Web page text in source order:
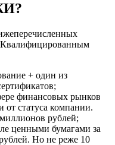
Квалифицированным
+ один из
финансовых рынков
статуса компании.
рублей;
ценными бумагами за
Но не реже 10